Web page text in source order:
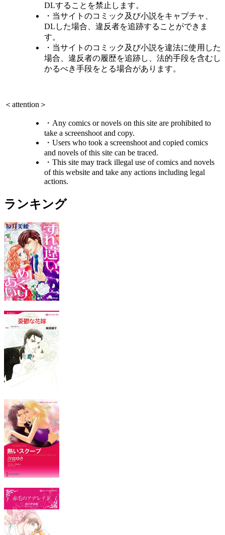
DLすることを禁止します。
・当サイトのコミック及び小説をキャプチャ、
DLした場合、違反者を追跡することができま
す。
・当サイトのコミック及び小説を違法に使用した
場合、違反者の履歴を追跡し、法的手段を含むし
かるべき手段をとる場合があります。
＜attention＞
・Any comics or novels on this site are prohibited to
take a screenshoot and copy.
・Users who took a screenshoot and copied comics
and novels of this site can be traced.
・This site may track illegal use of comics and novels
of this website and take any actions including legal
actions.
ランキング